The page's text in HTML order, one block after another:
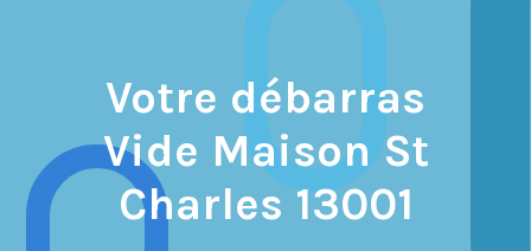
Votre débarras
Vide Maison St
Charles 13001